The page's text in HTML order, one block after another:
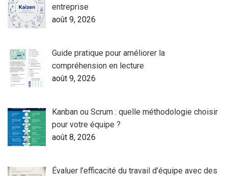
entreprise
août 9, 2026
Guide pratique pour améliorer la
compréhension en lecture
août 9, 2026
Kanban ou Scrum : quelle méthodologie choisir
pour votre équipe ?
août 8, 2026
Évaluer l’efficacité du travail d’équipe avec des